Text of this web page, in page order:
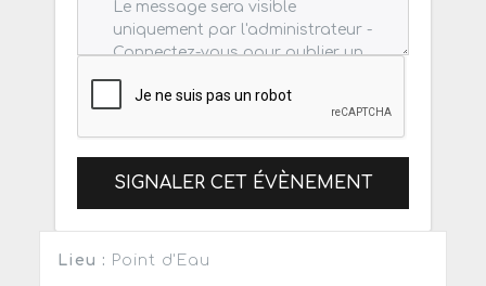
SIGNALER CET ÉVÈNEMENT
Lieu : Point d'Eau